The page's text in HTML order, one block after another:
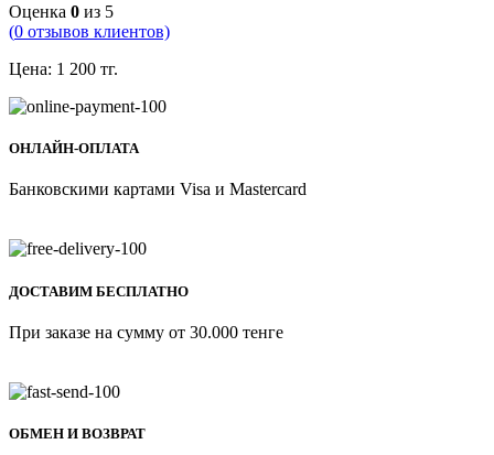
Оценка 0 из 5
(0 отзывов клиентов)
Цена: 1 200 тг.
ОНЛАЙН-ОПЛАТА
Банковскими картами Visa и Mastercard
ДОСТАВИМ БЕСПЛАТНО
При заказе на сумму от 30.000 тенге
ОБМЕН И ВОЗВРАТ